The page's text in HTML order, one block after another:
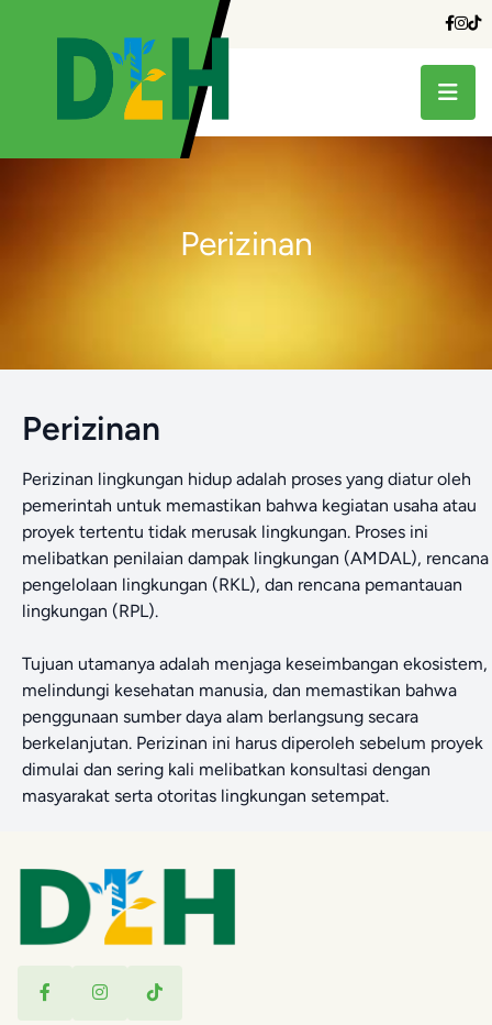
Perizinan
Perizinan
Perizinan lingkungan hidup adalah proses yang diatur oleh
pemerintah untuk memastikan bahwa kegiatan usaha atau
proyek tertentu tidak merusak lingkungan. Proses ini
melibatkan penilaian dampak lingkungan (AMDAL), rencana
pengelolaan lingkungan (RKL), dan rencana pemantauan
lingkungan (RPL).
Tujuan utamanya adalah menjaga keseimbangan ekosistem,
melindungi kesehatan manusia, dan memastikan bahwa
penggunaan sumber daya alam berlangsung secara
berkelanjutan. Perizinan ini harus diperoleh sebelum proyek
dimulai dan sering kali melibatkan konsultasi dengan
masyarakat serta otoritas lingkungan setempat.